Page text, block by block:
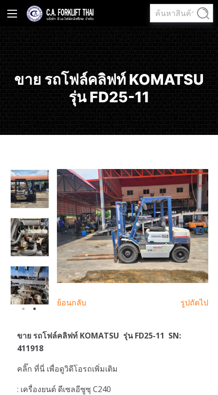
ค้นหา: ค้นหา
ขาย รถโฟล์คลิฟท์ KOMATSU
รุ่น FD25-11
ย้อนกลับ รูปถัดไป
ขาย รถโฟล์คลิฟท์ KOMATSU รุ่น FD25-11 SN:
411918
คลิ๊ก ที่นี่ เพื่อดูวิดีโอรถเพิ่มเติม
: เครื่องยนต์ ดีเซลอีซูซุ C240